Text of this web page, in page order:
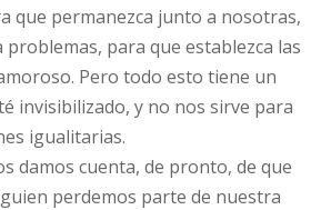
que permanezca junto a nosotras,
problemas, para que establezca las
Pero todo esto tiene un
invisibilizado, y no nos sirve para
igualitarias.
damos cuenta, de pronto, de que
perdemos parte de nuestra